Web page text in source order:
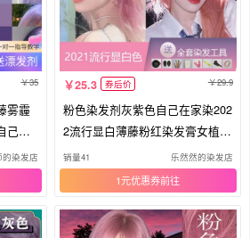
35
雾霾
己在
染发店
25.3 券后价 29.9
粉色染发剂灰紫色自己在家染202
2流行显白薄藤粉红染发膏女植物
纯
销量41 乐然然的染发店
1元优惠券